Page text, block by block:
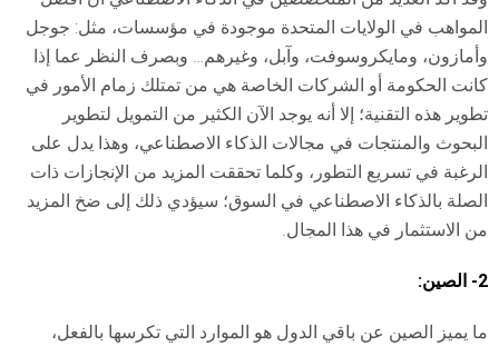
المواهب في الولايات المتحدة موجودة في مؤسسات، مثل: جوجل
وأمازون، ومايكروسوفت، وآبل، وغيرهم… وبصرف النظر عما إذا
كانت الحكومة أو الشركات الخاصة هي من تمتلك زمام الأمور في
تطوير هذه التقنية؛ إلا أنه يوجد الآن الكثير من التمويل لتطوير
البحوث والمنتجات في مجالات الذكاء الاصطناعي، وهذا يدل على
الرغبة في تسريع التطور، وكلما تحققت المزيد من الإنجازات ذات
الصلة بالذكاء الاصطناعي في السوق؛ سيؤدي ذلك إلى ضخ المزيد
من الاستثمار في هذا المجال.
2- الصين:
ما يميز الصين عن باقي الدول هو الموارد التي تكرسها بالفعل،